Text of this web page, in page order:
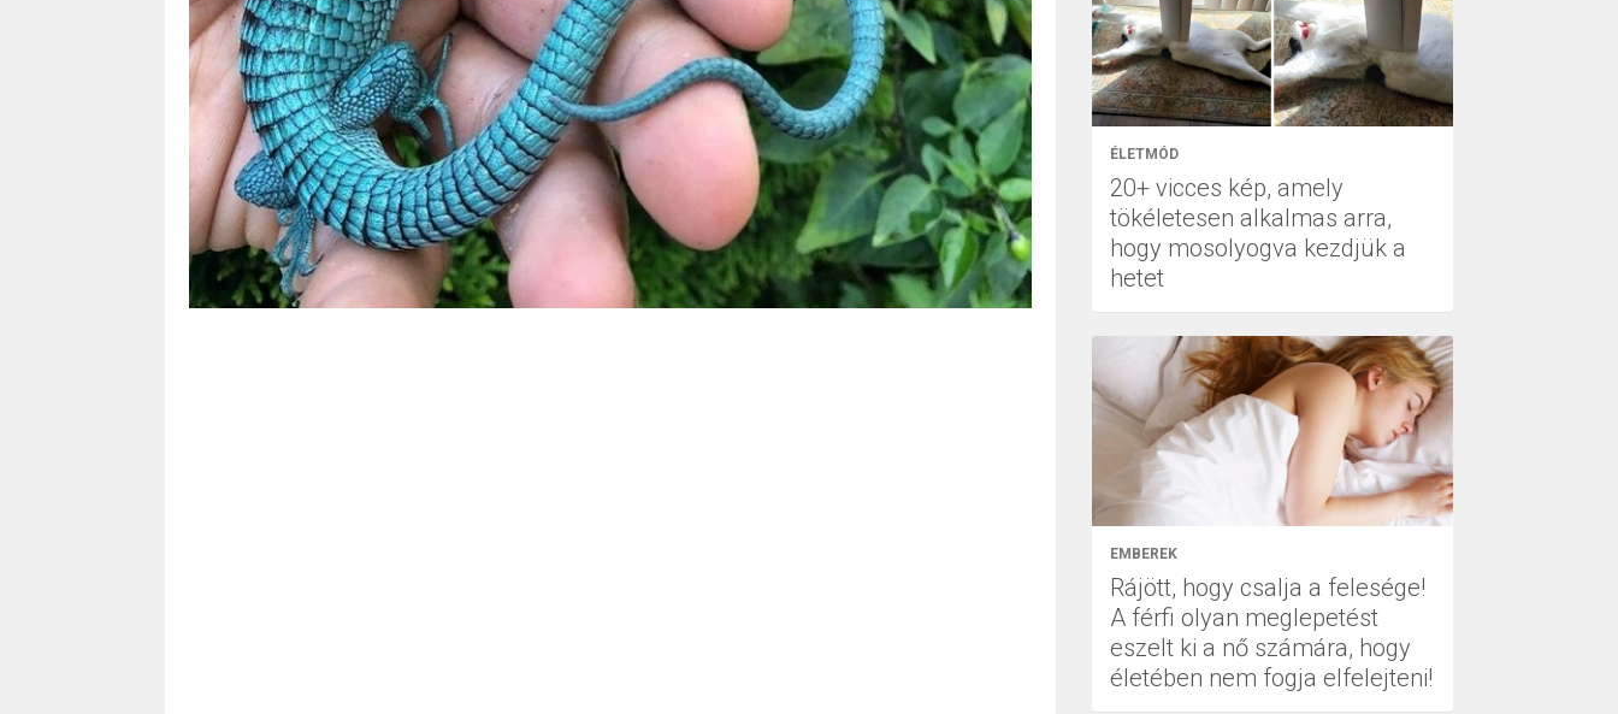
ÉLETMÓD
20+ vicces kép, amely
tökéletesen alkalmas arra,
hogy mosolyogva kezdjük a
hetet
EMBEREK
Rájött, hogy csalja a felesége!
A férfi olyan meglepetést
eszelt ki a nő számára, hogy
életében nem fogja elfelejteni!